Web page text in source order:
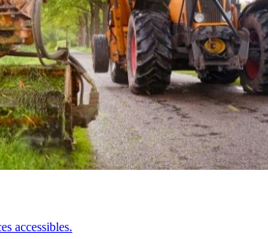
accessibles.